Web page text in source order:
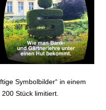
Symbolbilder“ in einem
200 Stück limitiert.